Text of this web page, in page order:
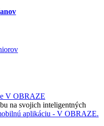
na svojich inteligentných
aplikáciu - V OBRAZE.